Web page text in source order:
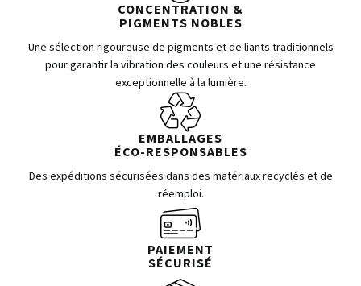
CONCENTRATION &
PIGMENTS NOBLES
Une sélection rigoureuse de pigments et de liants traditionnels
pour garantir la vibration des couleurs et une résistance
exceptionnelle à la lumière.
EMBALLAGES
ÉCO-RESPONSABLES
Des expéditions sécurisées dans des matériaux recyclés et de
réemploi.
PAIEMENT
SÉCURISÉ